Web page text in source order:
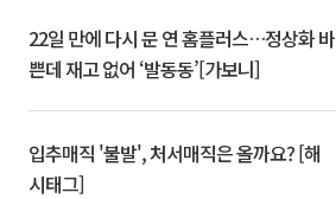
22일 만에 다시 문 연 홈플러스…정상화 바
쁜데 재고 없어 ‘발동동’[가보니]
입추매직 '불발', 처서매직은 올까요? [해
시태그]